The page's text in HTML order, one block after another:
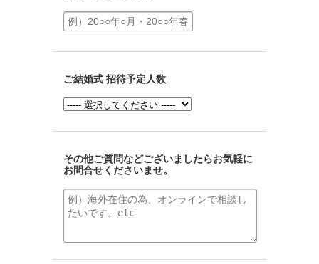
ご結婚式 招待予定人数
その他ご質問などございましたらお気軽に
お問合せくださいませ。